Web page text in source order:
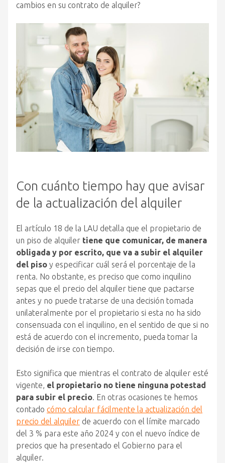
cambios en su contrato de alquiler?
Con cuánto tiempo hay que avisar
de la actualización del alquiler
El artículo 18 de la LAU detalla que el propietario de
un piso de alquiler tiene que comunicar, de manera
obligada y por escrito, que va a subir el alquiler
del piso y especificar cuál será el porcentaje de la
renta. No obstante, es preciso que como inquilino
sepas que el precio del alquiler tiene que pactarse
antes y no puede tratarse de una decisión tomada
unilateralmente por el propietario si esta no ha sido
consensuada con el inquilino, en el sentido de que si no
está de acuerdo con el incremento, pueda tomar la
decisión de irse con tiempo.
Esto significa que mientras el contrato de alquiler esté
vigente, el propietario no tiene ninguna potestad
para subir el precio. En otras ocasiones te hemos
contado cómo calcular fácilmente la actualización del
precio del alquiler de acuerdo con el límite marcado
del 3 % para este año 2024 y con el nuevo índice de
precios que ha presentado el Gobierno para el
alquiler.